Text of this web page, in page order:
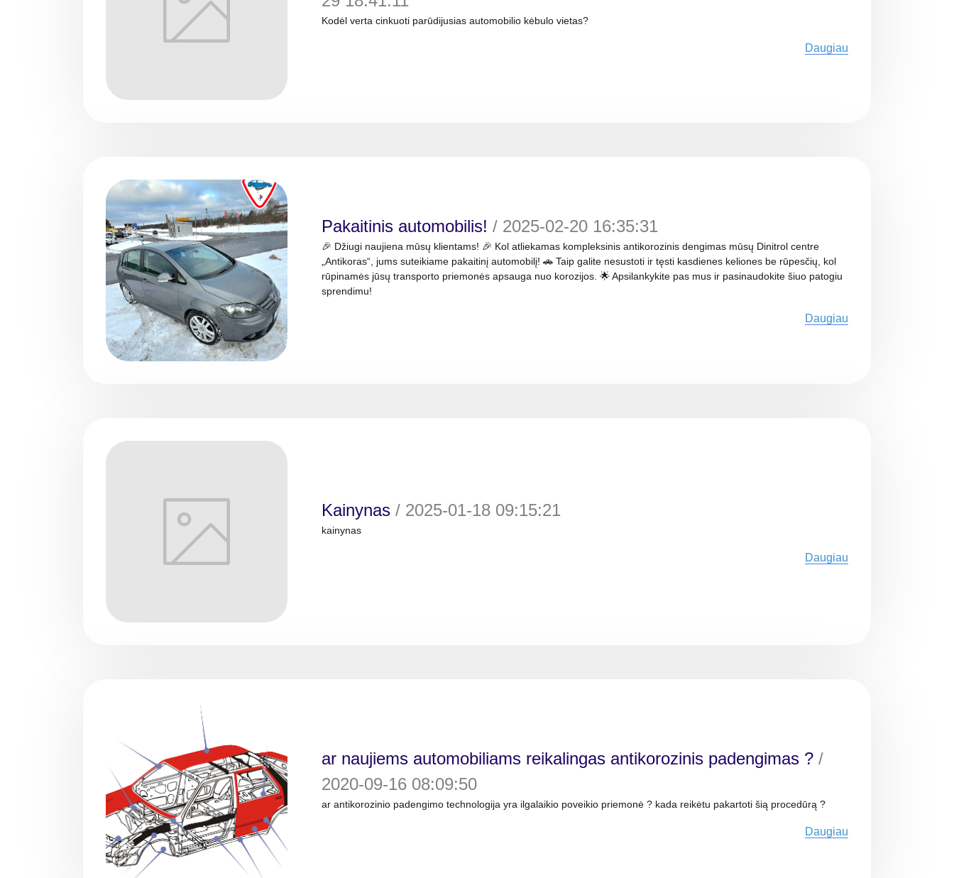
Kodėl verta cinkuoti parūdijusias automobilio kėbulo vietas?
Daugiau
Pakaitinis automobilis! / 2025-02-20 16:35:31
🎉 Džiugi naujiena mūsų klientams! 🎉 Kol atliekamas kompleksinis antikorozinis dengimas mūsų Dinitrol centre
„Antikoras“, jums suteikiame pakaitinį automobilį! 🚗 Taip galite nesustoti ir tęsti kasdienes keliones be rūpesčių, kol
rūpinamės jūsų transporto priemonės apsauga nuo korozijos. 🌟 Apsilankykite pas mus ir pasinaudokite šiuo patogiu
sprendimu!
Daugiau
Kainynas / 2025-01-18 09:15:21
kainynas
Daugiau
ar naujiems automobiliams reikalingas antikorozinis padengimas ? /
2020-09-16 08:09:50
ar antikorozinio padengimo technologija yra ilgalaikio poveikio priemonė ? kada reikėtu pakartoti šią procedūrą ?
Daugiau